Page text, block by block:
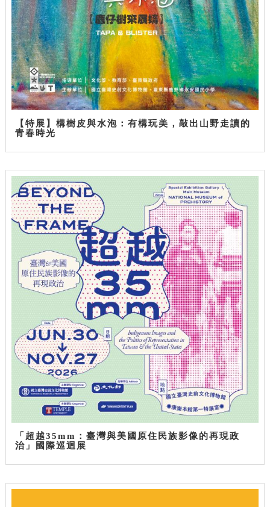
【特展】構樹皮與水泡：有構玩美，敲出山野走讀的
青春時光
「超越35mm：臺灣與美國原住民族影像的再現政
治」國際巡迴展